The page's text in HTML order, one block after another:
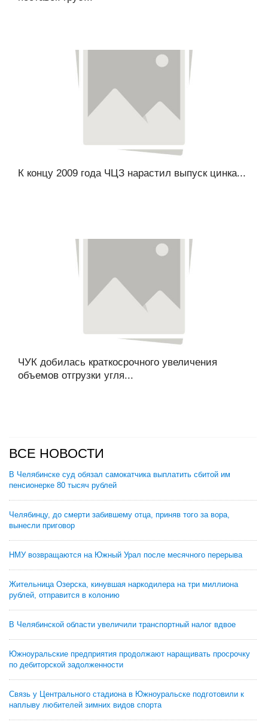
К концу 2009 года ЧЦЗ нарастил выпуск цинка...
ЧУК добилась краткосрочного увеличения
объемов отгрузки угля...
ВСЕ НОВОСТИ
В Челябинске суд обязал самокатчика выплатить сбитой им
пенсионерке 80 тысяч рублей
Челябинцу, до смерти забившему отца, приняв того за вора,
вынесли приговор
НМУ возвращаются на Южный Урал после месячного перерыва
Жительница Озерска, кинувшая наркодилера на три миллиона
рублей, отправится в колонию
В Челябинской области увеличили транспортный налог вдвое
Южноуральские предприятия продолжают наращивать просрочку
по дебиторской задолженности
Связь у Центрального стадиона в Южноуральске подготовили к
наплыву любителей зимних видов спорта